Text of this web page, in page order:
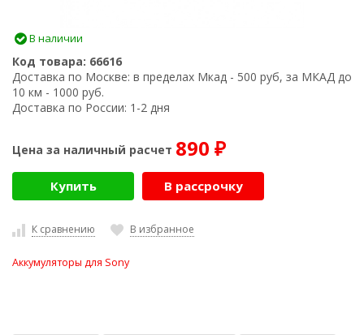
В наличии
Код товара: 66616
Доставка по Москве: в пределах Мкад - 500 руб, за МКАД до
10 км - 1000 руб.
Доставка по России: 1-2 дня
Цена за наличный расчет 890 ₽
Купить В рассрочку
К сравнению В избранное
Аккумуляторы для Sony